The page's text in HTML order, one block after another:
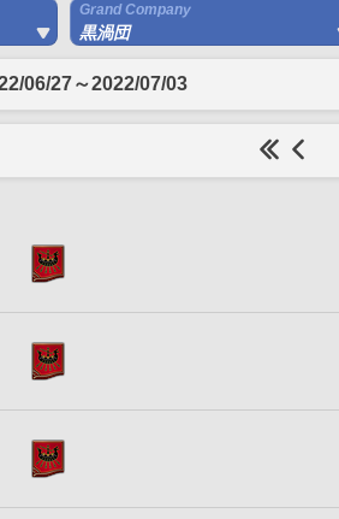
Grand Company
黒渦団
06/27～2022/07/03